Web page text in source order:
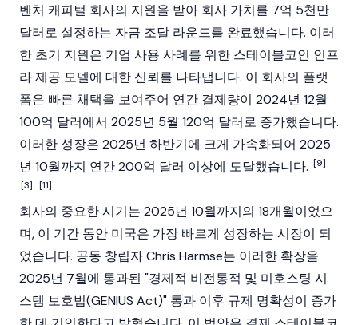
벤처 캐피털 회사의 지원을 받아 회사 가치를 7억 5천만
달러로 설정하는 자금 조달 라운드를 완료했습니다. 이러
한 초기 지원은 기업 사용 사례를 위한 스테이블코인 인프
라 제공 모델에 대한 신뢰를 나타냅니다. 이 회사의 플랫
폼은 빠른 채택을 보여주어 연간 결제량이 2024년 12월
100억 달러에서 2025년 5월 120억 달러로 증가했습니다.
이러한 성장은 2025년 하반기에 크게 가속화되어 2025
년 10월까지 연간 200억 달러 이상에 도달했습니다. [9]
[3] [11]
회사의 중요한 시기는 2025년 10월까지의 18개월이었으
며, 이 기간 동안 미국은 가장 빠르게 성장하는 시장이 되
었습니다. 공동 창립자 Chris Harmse는 이러한 확장을
2025년 7월에 통과된 "경제적 비전통적 및 미호스팅 시
스템 보호법(GENIUS Act)" 통과 이후 규제 명확성이 증가